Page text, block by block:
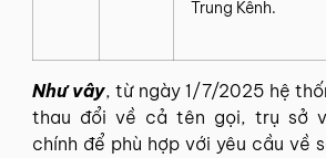
Trung Kênh.
Như vây, từ ngày 1/7/2025 hệ
thau đổi về cả tên gọi, trụ sở
chính để phù hợp với yêu cầu về